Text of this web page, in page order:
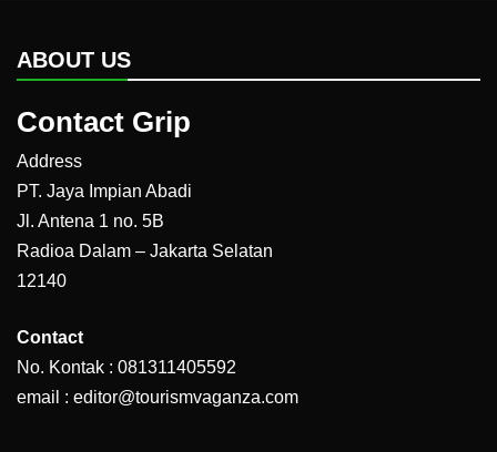
ABOUT US
Contact Grip
Address
PT. Jaya Impian Abadi
Jl. Antena 1 no. 5B
Radioa Dalam – Jakarta Selatan
12140
Contact
No. Kontak : 081311405592
email : editor@tourismvaganza.com